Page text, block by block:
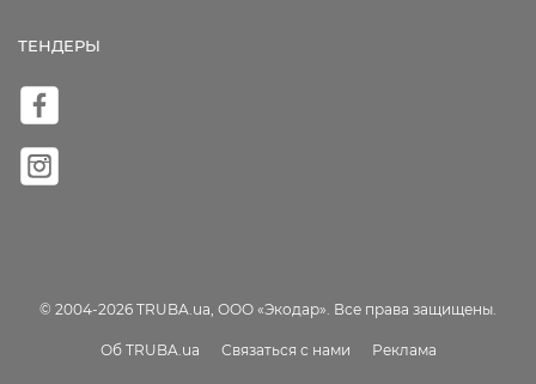
ТЕНДЕРЫ
© 2004-2026 TRUBA.ua, ООО «Экодар». Все права защищены.
Об TRUBA.ua Связаться с нами Реклама